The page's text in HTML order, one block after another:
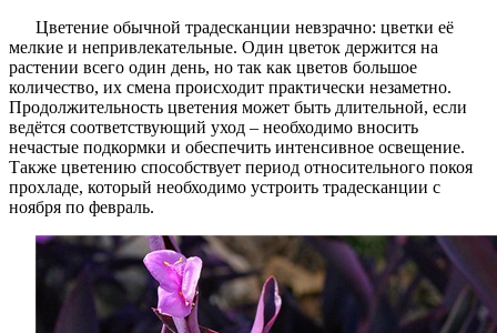
Цветение обычной традесканции невзрачно: цветки её
мелкие и непривлекательные. Один цветок держится на
растении всего один день, но так как цветов большое
количество, их смена происходит практически незаметно.
Продолжительность цветения может быть длительной, если
ведётся соответствующий уход – необходимо вносить
нечастые подкормки и обеспечить интенсивное освещение.
Также цветению способствует период относительного покоя
прохладе, который необходимо устроить традесканции с
ноября по февраль.